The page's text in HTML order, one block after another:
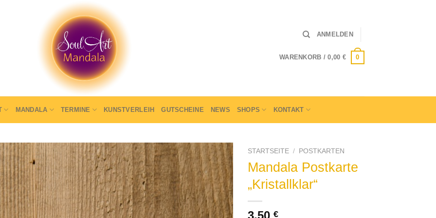
ANMELDEN
WARENKORB /0,00 € 0
MANDALA TERMINE KUNSTVERLEIH GUTSCHEINE NEWS SHOPS KONTAKT
STARTSEITE / POSTKARTEN
Mandala Postkarte
„Kristallklar“
3,50 €